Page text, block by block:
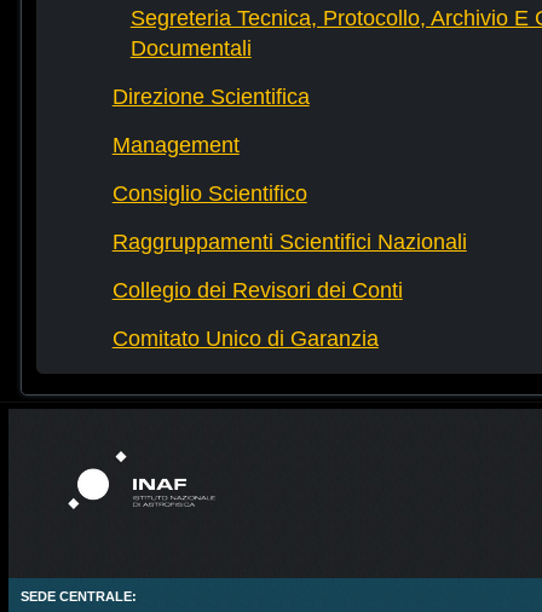
Segreteria Tecnica, Protocollo, Archivio E
Documentali
Direzione Scientifica
Management
Consiglio Scientifico
Raggruppamenti Scientifici Nazionali
Collegio dei Revisori dei Conti
Comitato Unico di Garanzia
SEDE CENTRALE: